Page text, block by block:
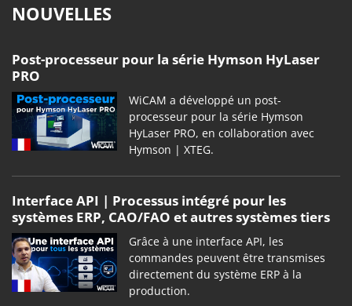
NOUVELLES
Post-processeur pour la série Hymson HyLaser
PRO
WiCAM a développé un post-
processeur pour la série Hymson
HyLaser PRO, en collaboration avec
Hymson | XTEG.
Interface API | Processus intégré pour les
systèmes ERP, CAO/FAO et autres systèmes tiers
Grâce à une interface API, les
commandes peuvent être transmises
directement du système ERP à la
production.